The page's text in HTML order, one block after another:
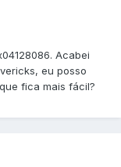
Acabei
eu posso
fica mais fácil?